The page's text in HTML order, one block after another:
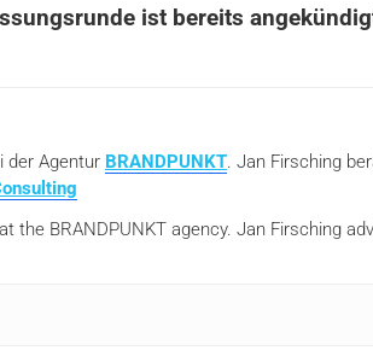
ist bereits
der Agentur BRANDPUNKT. Jan Firsching
the BRANDPUNKT agency. Jan Firsching